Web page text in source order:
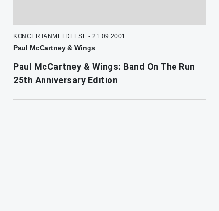
KONCERTANMELDELSE - 21.09.2001
Paul McCartney & Wings
Paul McCartney & Wings: Band On The Run
25th Anniversary Edition